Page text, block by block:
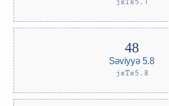
Səviyyə 5.8
jsTs5.8